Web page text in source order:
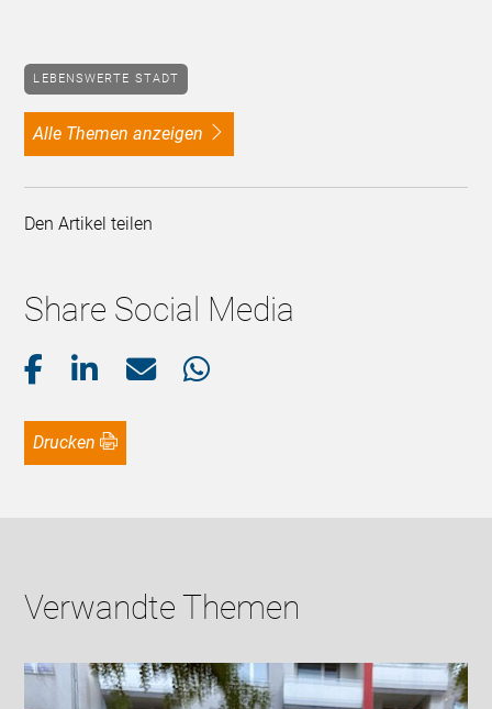
LEBENSWERTE STADT
alle Themen anzeigen
Den Artikel teilen
Share Social Media
Drucken
Verwandte Themen